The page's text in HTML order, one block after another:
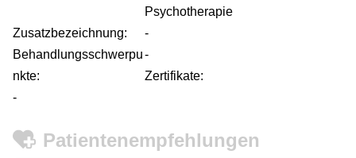
Psychotherapie
Zusatzbezeichnung:
-
Behandlungsschwerpu
nkte:
-
Zertifikate:
-
Patientenempfehlungen